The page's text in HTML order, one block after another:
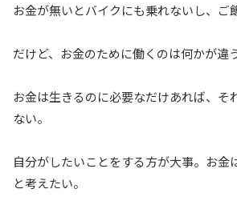
お金が無いとバイクにも乗れないし、ご
だけど、お金のために働くのは何かが違う
お金は生きるのに必要なだけあれば、そ
ない。
自分がしたいことをする方が大事。お金
と考えたい。